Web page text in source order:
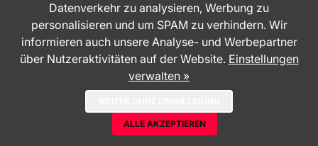
Empfohlen von 770+ Unternehmen aus >100
Branchen
Datenverkehr zu analysieren, Werbung zu
personalisieren und um SPAM zu verhindern. Wir
informieren auch unsere Analyse- und Werbepartner
über Nutzeraktivitäten auf der Website. Einstellungen
verwalten »
ALLE AKZEPTIEREN